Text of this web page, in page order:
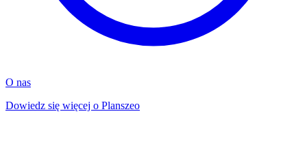
O nas
Dowiedz się więcej o Planszeo